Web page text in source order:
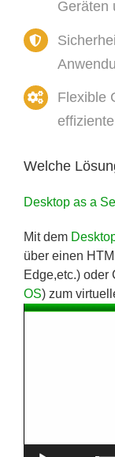
Geräten
Flexible
Welche
Desktop as a
Mit dem
über einen
Edge,etc.) oder
OS) zum
Video-